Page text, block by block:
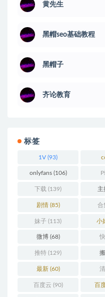
黄先生
黑帽seo基础教程
黑帽子
齐论教育
标签
1V (93)
onlyfans(106)
下载 (139) 主
剧情(85) 合
妹子 (113) 小
微博(68)
推特 (129)
最新(60)
百度云 (90) 百